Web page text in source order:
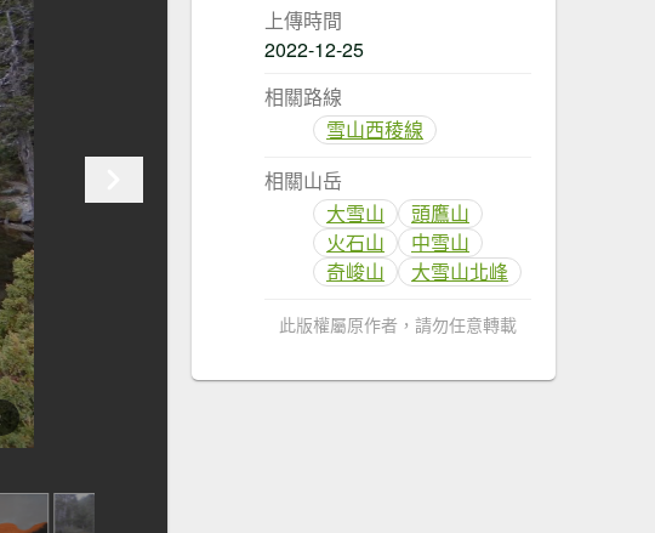
上傳時間
2022-12-25
相關路線
雪山西稜線
相關山岳
大雪山
頭鷹山
火石山
中雪山
奇峻山
大雪山北峰
此版權屬原作者，請勿任意轉載